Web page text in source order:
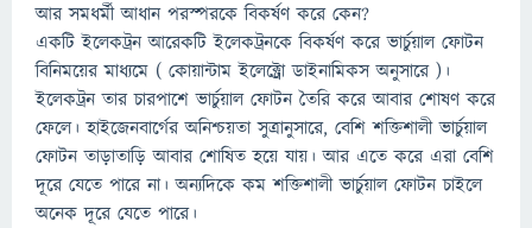
আর সমধর্মী আধান পরস্পরকে বিকর্ষণ করে কেন?
একটি ইলেকট্রন আরেকটি ইলেকট্রনকে বিকর্ষণ করে ভার্চুয়াল ফোটন
বিনিময়ের মাধ্যমে ( কোয়ান্টাম ইলেক্ট্রো ডাইনামিকস অনুসারে )।
ইলেকট্রন তার চারপাশে ভার্চুয়াল ফোটন তৈরি করে আবার শোষণ করে
ফেলে। হাইজেনবার্গের অনিশ্চয়তা সুত্রানুসারে, বেশি শক্তিশালী ভার্চুয়াল
ফোটন তাড়াতাড়ি আবার শোষিত হয়ে যায়। আর এতে করে এরা বেশি
দূরে যেতে পারে না। অন্যদিকে কম শক্তিশালী ভার্চুয়াল ফোটন চাইলে
অনেক দূরে যেতে পারে।